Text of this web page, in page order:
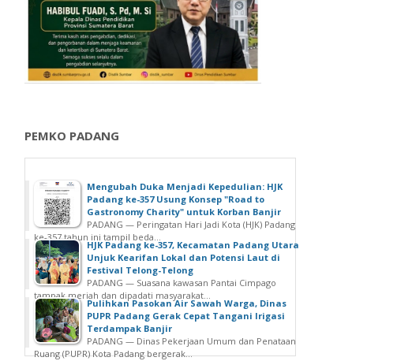
PEMKO PADANG
Mengubah Duka Menjadi Kepedulian: HJK
Padang ke-357 Usung Konsep "Road to
Gastronomy Charity" untuk Korban Banjir
PADANG — Peringatan Hari Jadi Kota (HJK) Padang
ke-357 tahun ini tampil beda...
HJK Padang ke-357, Kecamatan Padang Utara
Unjuk Kearifan Lokal dan Potensi Laut di
Festival Telong-Telong
PADANG — Suasana kawasan Pantai Cimpago
tampak meriah dan dipadati masyarakat...
Pulihkan Pasokan Air Sawah Warga, Dinas
PUPR Padang Gerak Cepat Tangani Irigasi
Terdampak Banjir
PADANG — Dinas Pekerjaan Umum dan Penataan
Ruang (PUPR) Kota Padang bergerak...